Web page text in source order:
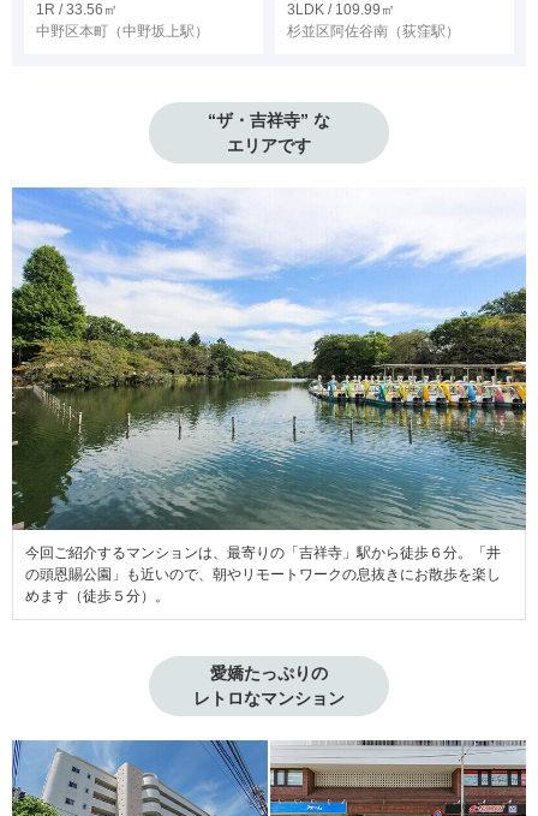
1R / 33.56㎡
中野区本町 （中野坂上駅）
3LDK / 109.99㎡
杉並区阿佐谷南 （荻窪駅）
“ザ・吉祥寺” な
エリアです
今回ご紹介するマンションは、最寄りの「吉祥寺」駅から徒歩６分。「井
の頭恩賜公園」も近いので、朝やリモートワークの息抜きにお散歩を楽し
めます（徒歩５分）。
愛嬌たっぷりの
レトロなマンション